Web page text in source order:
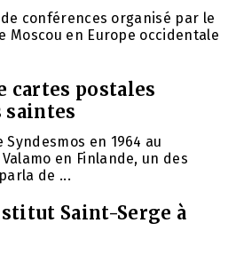
conférences organisé par le
Moscou en Europe occidentale
cartes postales
saintes
Syndesmos en 1964 au
en Finlande, un des
de ...
Saint-Serge à